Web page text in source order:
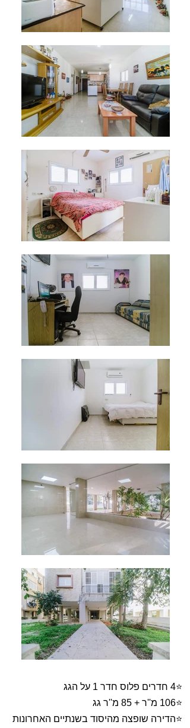
⭐4 חדרים פלוס חדר 1 על הגג
⭐106 מ''ר + 85 מ''ר גג
⭐הדירה שופצה מהיסוד בשנתיים האחרונות